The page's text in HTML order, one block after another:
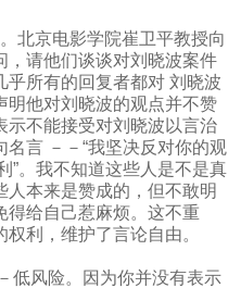
北京电影学院崔卫平教授向
，请他们谈谈对刘晓波案件
乎所有的回复者都对 刘晓波
明他对刘晓波的观点并不赞
示不能接受对刘晓波以言治
言 －－“我坚决反对你的观
”。我不知道这些人是不是真
人本来是赞成的，但不敢明
得给自己惹麻烦。这不重
利，维护了言论自由。
低风险。因为你并没有表示